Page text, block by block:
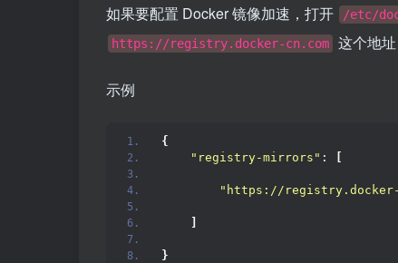
如果要配置 Docker 镜像加速，打开 /etc/
https://registry.docker-cn.com 这个地
示例
{
"registry-mirrors" :
"https://registry.docker-
}